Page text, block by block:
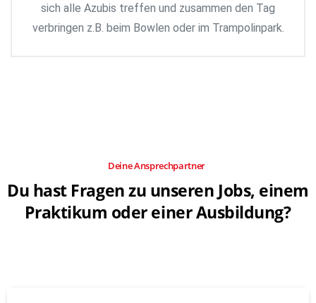
sich alle Azubis treffen und zusammen den Tag
verbringen z.B. beim Bowlen oder im Trampolinpark.
Deine Ansprechpartner
Du hast Fragenzu unseren Jobs, einem
Praktikum odereinerAusbildung?